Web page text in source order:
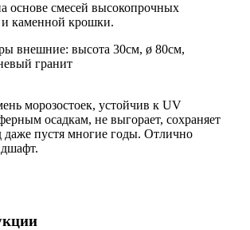
основе смесей высокопрочных
каменной крошки.
внешние: высота 30см, ø 80см,
гранит
морозостоек, устойчив к UV
осадкам, не выгорает, сохраняет
даже пустя многие годы. Отлично